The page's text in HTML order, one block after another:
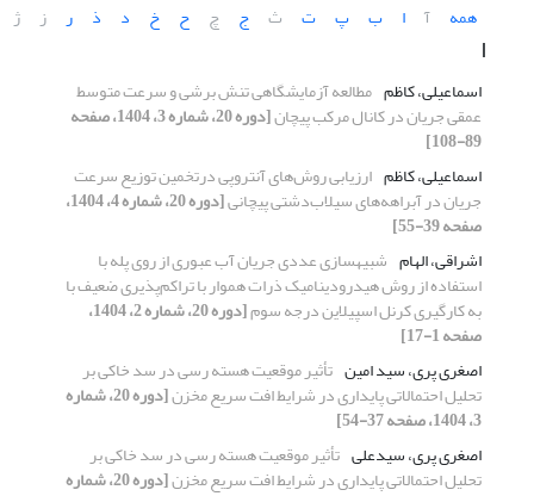
همه
آ ا ب پ ت ث ج چ ح خ د ذ ر ز ژ
ا
اسماعیلی، کاظم مطالعه آزمایشگاهی تنش برشی و سرعت متوسط
عمقی جریان در کانال مرکب پیچان [دوره 20، شماره 3، 1404، صفحه
89-108]
اسماعیلی، کاظم ارزیابی روش‌های آنتروپی درتخمین توزیع سرعت
جریان در آبراهه‌های سیلاب‌دشتی پیچانی [دوره 20، شماره 4، 1404،
صفحه 39-55]
اشراقی، الهام شبیهسازی عددی جریان آب عبوری از روی پله با
استفاده از روش هیدرودینامیک ذرات هموار با تراکم‌پذیری ضعیف با
به کارگیری کرنل اسپیلاین درجه سوم [دوره 20، شماره 2، 1404،
صفحه 1-17]
اصغری پری، سید امین تأثیر موقعیت هسته رسی در سد خاکی بر
تحلیل احتمالاتی پایداری در شرایط افت سریع مخزن [دوره 20، شماره
3، 1404، صفحه 37-54]
اصغری پری، سیدعلی تأثیر موقعیت هسته رسی در سد خاکی بر
تحلیل احتمالاتی پایداری در شرایط افت سریع مخزن [دوره 20، شماره